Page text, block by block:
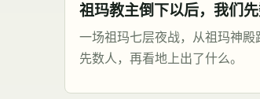
祖玛教主倒下以后，我们
一场祖玛七层夜战，从祖玛神
先数人，再看地上出了什么。